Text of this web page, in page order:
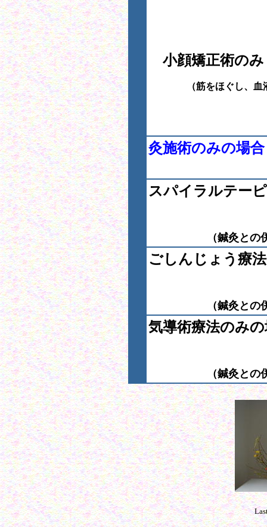
小顔矯正術のみ
（筋をほぐし、血液・
灸施術のみの場合
スパイラルテー
（鍼灸と
ごしんじょう療
（鍼灸と
気導術療法のみ
（鍼灸と